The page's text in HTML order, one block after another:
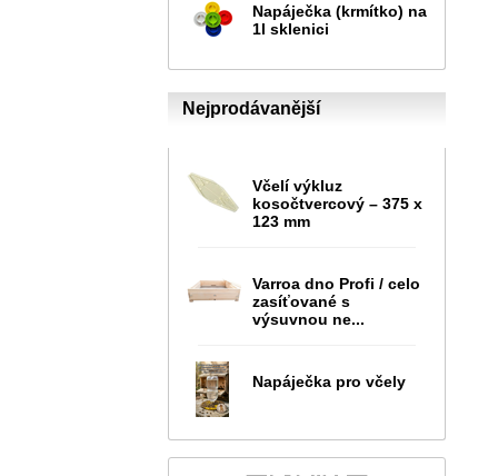
Napáječka (krmítko) na
1l sklenici
Nejprodávanější
Včelí výkluz
kosočtvercový – 375 x
123 mm
Varroa dno Profi / celo
zasíťované s
výsuvnou ne...
Napáječka pro včely